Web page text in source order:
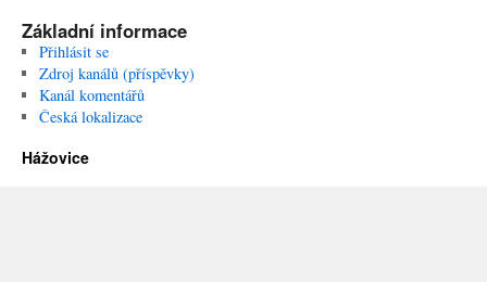
Základní informace
Přihlásit se
Zdroj kanálů (příspěvky)
Kanál komentářů
Česká lokalizace
Hážovice